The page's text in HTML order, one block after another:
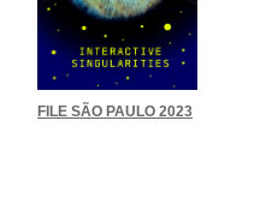
FILE SÃO PAULO 2023